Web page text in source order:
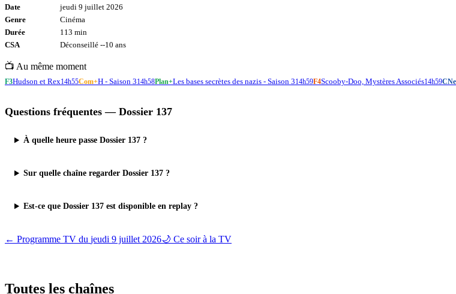
Date
jeudi 9 juillet 2026
Genre
Cinéma
Durée
113 min
CSA
Déconseillé --10 ans
📺 Au même moment
F3Hudson et Rex14h55Com+H - Saison 314h58Plan+Les bases secrètes des nazis - Saison 314h59F4Scooby-Doo, Mystères Associés14h59
Questions fréquentes — Dossier 137
À quelle heure passe Dossier 137 ?
Sur quelle chaîne regarder Dossier 137 ?
Est-ce que Dossier 137 est disponible en replay ?
← Programme TV du jeudi 9 juillet 2026🌙 Ce soir à la TV
Toutes les chaînes